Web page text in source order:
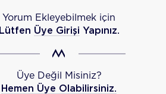
Yorum Ekleyebilmek için
Lütfen Üye Girişi Yapınız.
Üye Değil Misiniz?
Hemen Üye Olabilirsiniz.